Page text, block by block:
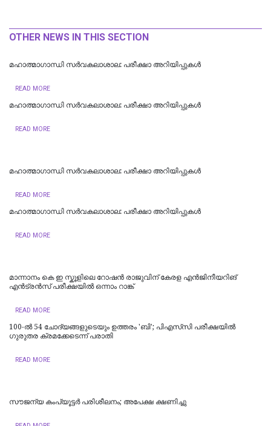
OTHER NEWS IN THIS SECTION
മഹാത്മാഗാന്ധി സർവകലാശാല: പരീക്ഷാ അറിയിപ്പുകൾ
READ MORE
മഹാത്മാഗാന്ധി സർവകലാശാല: പരീക്ഷാ അറിയിപ്പുകൾ
READ MORE
മഹാത്മാഗാന്ധി സർവകലാശാല: പരീക്ഷാ അറിയിപ്പുകൾ
READ MORE
മഹാത്മാഗാന്ധി സർവകലാശാല: പരീക്ഷാ അറിയിപ്പുകൾ
READ MORE
മാന്നാനം കെ ഇ സ്കൂളിലെ റോഷൻ രാജുവിന് കേരള എൻജിനീയറിങ്
എൻട്രൻസ് പരീക്ഷയിൽ ഒന്നാം റാങ്ക്
READ MORE
100-ൽ 54 ചോദ്യങ്ങളുടെയും ഉത്തരം 'ബി'; പിഎസ്‌സി പരീക്ഷയിൽ
ഗുരുതര ക്രമക്കേടെന്ന് പരാതി
READ MORE
സൗജന്യ കംപ്യൂട്ടര്‍ പരിശീലനം; അപേക്ഷ ക്ഷണിച്ചു